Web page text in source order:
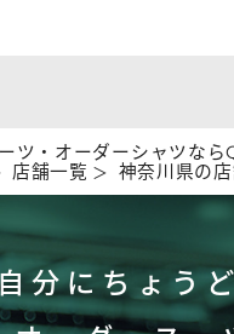
ツ・オーダーシャツな
店舗一覧 神奈川県の
分にちょう